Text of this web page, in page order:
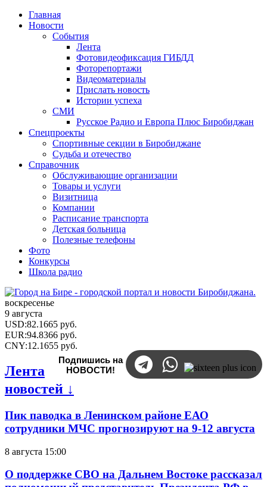
Главная
Новости
События
Лента
Фотовидеофиксация ГИБДД
Фоторепортажи
Видеоматериалы
Прислать новость
Истории успеха
СМИ
Русское Радио и Европа Плюс Биробиджан
Спецпроекты
Спортивные секции в Биробиджане
Судьба и отечество
Справочник
Обслуживающие организации
Товары и услуги
Визитница
Компании
Расписание транспорта
Детская больница
Полезные телефоны
Фото
Конкурсы
Школа радио
воскресенье
9 августа
USD:82.1665 руб.
EUR:94.8366 руб.
CNY:12.1655 руб.
Подпишись на
НОВОСТИ!
Лента
новостей ↓
Пик паводка в Ленинском районе ЕАО
сотрудники МЧС прогнозируют на 9-12 августа
8 августа 15:00
О поддержке СВО на Дальнем Востоке рассказал